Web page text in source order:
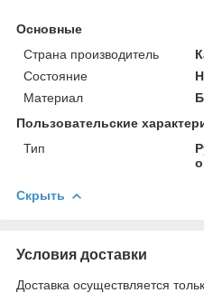
Основные
Страна производитель
Состояние
Материал
Пользовательские
Тип
Скрыть
Условия доставки
Доставка осуществляется